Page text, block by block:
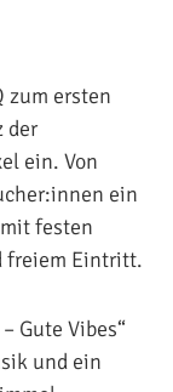
zum ersten
der
ein. Von
ein
festen
freiem Eintritt.
Gute Vibes“
und ein